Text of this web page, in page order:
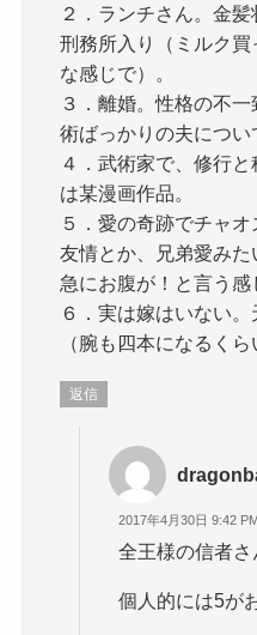
２．ランチさん。金
刑務所入り（ミルク
な感じで）。
３．離婚。性格の不
術ばっかりの夫につい
４．武術家で、修行
は某漫画作品。
５．愛の奇跡でチャ
友情とか、兄弟愛み
急にお腹が！と言う感
６．実は嫁はいない
（腕も四本になるく
返信
2017年4月30日 9:42
全王様の信者さ
個人的には5が